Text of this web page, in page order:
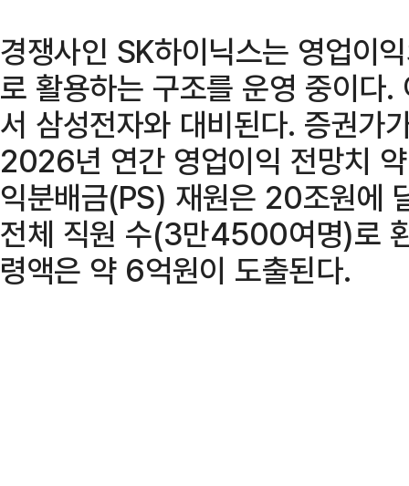
경쟁사인 SK하이닉스는 영업이
로 활용하는 구조를 운영 중이다
서 삼성전자와 대비된다. 증권가
2026년 연간 영업이익 전망치
익분배금(PS) 재원은 20조원에
전체 직원 수(3만4500여명)로
령액은 약 6억원이 도출된다.